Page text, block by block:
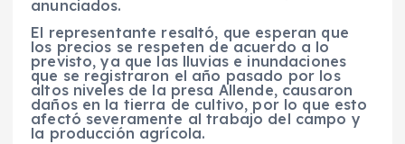
anunciados.
El representante resaltó, que esperan que
los precios se respeten de acuerdo a lo
previsto, ya que las lluvias e inundaciones
que se registraron el año pasado por los
altos niveles de la presa Allende, causaron
daños en la tierra de cultivo, por lo que esto
afectó severamente al trabajo del campo y
la producción agrícola.